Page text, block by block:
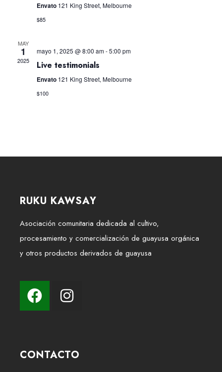
Envato 121 King Street, Melbourne
$85
MAY
1
2025
mayo 1, 2025 @ 8:00 am-5:00 pm
Live testimonials
Envato 121 King Street, Melbourne
$100
RUKU KAWSAY
Asociación comunitaria dedicada al cultivo,
procesamiento y comercialización de guayusa orgánica
y otros productos derivados de guayusa
CONTACTO